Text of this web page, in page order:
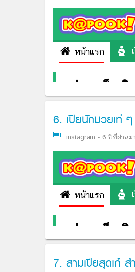
6. เปียนักมวยเท่
instagram - 6 ปีที่ผ่านมา
7. สามเปียสุดเก๋